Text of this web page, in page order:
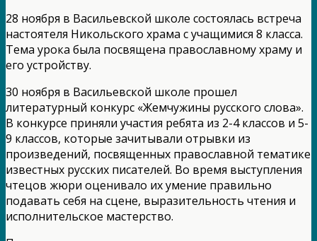
28 ноября в Васильевской школе состоялась встреча
настоятеля Никольского храма с учащимися 8 класса.
Тема урока была посвящена православному храму и
его устройству.
30 ноября в Васильевской школе прошел
литературный конкурс «Жемчужины русского слова».
В конкурсе приняли участия ребята из 2-4 классов и 5-
9 классов, которые зачитывали отрывки из
произведений, посвященных православной тематике
известных русских писателей. Во время выступления
чтецов жюри оценивало их умение правильно
подавать себя на сцене, выразительность чтения и
исполнительское мастерство.